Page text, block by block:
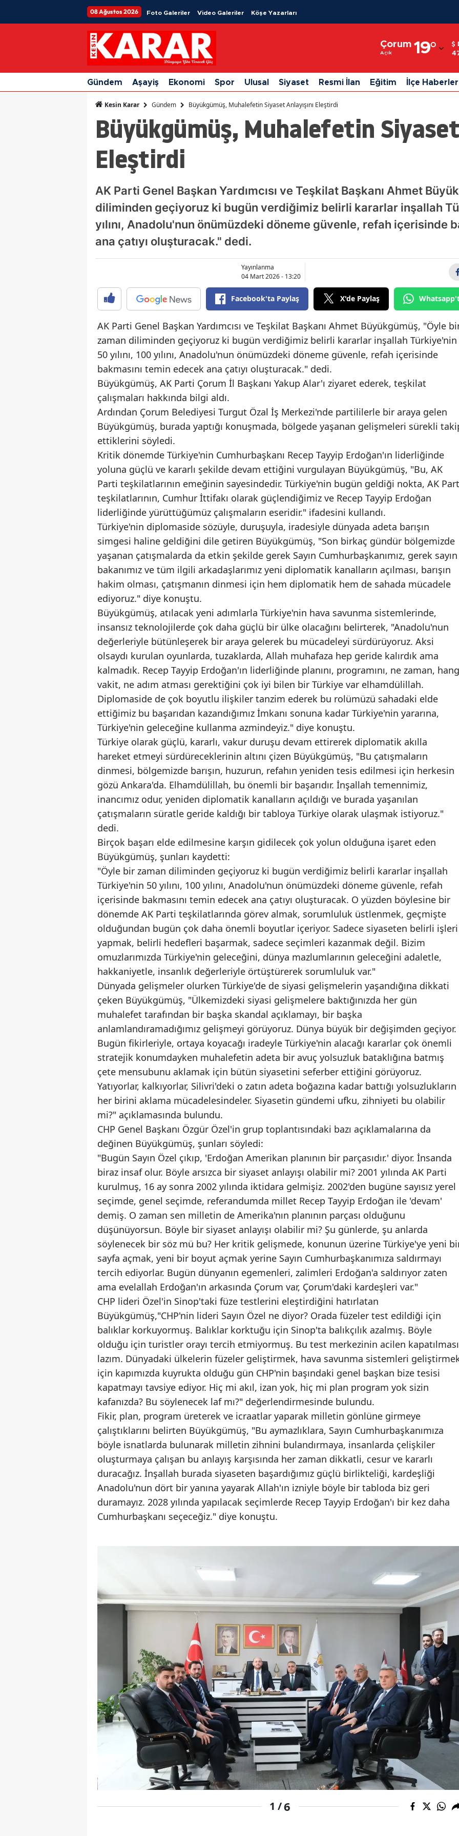
08 Ağustos 2026 Foto Galeriler Video Galeriler Köşe Yazarları
Çorum
Açık 19°
Adıyaman
Afyonkarahisar
Ağrı
Ankara
Balıkesir
Bingöl
Bolu
Burdur
Bursa
Çankırı
Çorum
Denizli
Diyarbakır
Edirne
Elazığ
Erzurum
Eskişehir
Gaziantep
Gümüşhane
Hakkari
Hatay
Isparta
Mersin
İzmir
Kars
Kastamonu
Kayseri
Kırşehir
Kocaeli
Konya
Kütahya
Malatya
Manisa
Mardin
Muş
Nevşehir
Niğde
Ordu
Samsun
Siirt
Sinop
Sivas
Tekirdağ
Tokat
Trabzon
Tunceli
Şanlıurfa
Uşak
Van
Yozgat
Zonguldak
Aksaray
Bayburt
Karaman
Kırıkkale
Ardahan
Iğdır
Karabük
Kilis
Osmaniye
Düzce
Gündem Aşayiş Ekonomi Spor Ulusal Siyaset Resmi İlan Eğitim İlçe
Kesin Karar Gündem Büyükgümüş, Muhalefetin Siyaset Anlayışını Eleştirdi
Büyükgümüş, Muhalefetin Siyaset
Eleştirdi
AK Parti Genel Başkan Yardımcısı ve Teşkilat Başkanı Ahmet
diliminden geçiyoruz ki bugün verdiğimiz belirli kararlar inşallah
yılını, Anadolu'nun önümüzdeki döneme güvenle, refah içerisinde
ana çatıyı oluşturacak." dedi.
Yayınlanma
04 Mart 2026 - 13:20
Facebook'ta Paylaş X'de Paylaş
AK Parti Genel Başkan Yardımcısı ve Teşkilat Başkanı Ahmet Büyükgümüş, "Öyle
zaman diliminden geçiyoruz ki bugün verdiğimiz belirli kararlar inşallah Türkiye'nin
50 yılını, 100 yılını, Anadolu'nun önümüzdeki döneme güvenle, refah içerisinde
bakmasını temin edecek ana çatıyı oluşturacak." dedi.
Büyükgümüş, AK Parti Çorum İl Başkanı Yakup Alar'ı ziyaret ederek, teşkilat
çalışmaları hakkında bilgi aldı.
Ardından Çorum Belediyesi Turgut Özal İş Merkezi'nde partililerle bir araya gelen
Büyükgümüş, burada yaptığı konuşmada, bölgede yaşanan gelişmeleri sürekli
ettiklerini söyledi.
Kritik dönemde Türkiye'nin Cumhurbaşkanı Recep Tayyip Erdoğan'ın liderliğinde
yoluna güçlü ve kararlı şekilde devam ettiğini vurgulayan Büyükgümüş, "Bu, AK
Parti teşkilatlarının emeğinin sayesindedir. Türkiye'nin bugün geldiği nokta, AK
teşkilatlarının, Cumhur İttifakı olarak güçlendiğimiz ve Recep Tayyip Erdoğan
liderliğinde yürüttüğümüz çalışmaların eseridir." ifadesini kullandı.
Türkiye'nin diplomaside sözüyle, duruşuyla, iradesiyle dünyada adeta barışın
simgesi haline geldiğini dile getiren Büyükgümüş, "Son birkaç gündür bölgemizde
yaşanan çatışmalarda da etkin şekilde gerek Sayın Cumhurbaşkanımız, gerek sayın
bakanımız ve tüm ilgili arkadaşlarımız yeni diplomatik kanalların açılması, barışın
hakim olması, çatışmanın dinmesi için hem diplomatik hem de sahada mücadele
ediyoruz." diye konuştu.
Büyükgümüş, atılacak yeni adımlarla Türkiye'nin hava savunma sistemlerinde,
insansız teknolojilerde çok daha güçlü bir ülke olacağını belirterek, "Anadolu'nun
değerleriyle bütünleşerek bir araya gelerek bu mücadeleyi sürdürüyoruz. Aksi
olsaydı kurulan oyunlarda, tuzaklarda, Allah muhafaza hep geride kalırdık ama
kalmadık. Recep Tayyip Erdoğan'ın liderliğinde planını, programını, ne zaman,
vakit, ne adım atması gerektiğini çok iyi bilen bir Türkiye var elhamdülillah.
Diplomaside de çok boyutlu ilişkiler tanzim ederek bu rolümüzü sahadaki elde
ettiğimiz bu başarıdan kazandığımız İmkanı sonuna kadar Türkiye'nin yararına,
Türkiye'nin geleceğine kullanma azmindeyiz." diye konuştu.
Türkiye olarak güçlü, kararlı, vakur duruşu devam ettirerek diplomatik akılla
hareket etmeyi sürdüreceklerinin altını çizen Büyükgümüş, "Bu çatışmaların
dinmesi, bölgemizde barışın, huzurun, refahın yeniden tesis edilmesi için herkesin
gözü Ankara'da. Elhamdülillah, bu önemli bir başarıdır. İnşallah temennimiz,
inancımız odur, yeniden diplomatik kanalların açıldığı ve burada yaşanılan
çatışmaların süratle geride kaldığı bir tabloya Türkiye olarak ulaşmak istiyoruz."
dedi.
Birçok başarı elde edilmesine karşın gidilecek çok yolun olduğuna işaret eden
Büyükgümüş, şunları kaydetti:
"Öyle bir zaman diliminden geçiyoruz ki bugün verdiğimiz belirli kararlar inşallah
Türkiye'nin 50 yılını, 100 yılını, Anadolu'nun önümüzdeki döneme güvenle, refah
içerisinde bakmasını temin edecek ana çatıyı oluşturacak. O yüzden böylesine bir
dönemde AK Parti teşkilatlarında görev almak, sorumluluk üstlenmek, geçmişte
olduğundan bugün çok daha önemli boyutlar içeriyor. Sadece siyaseten belirli işleri
yapmak, belirli hedefleri başarmak, sadece seçimleri kazanmak değil. Bizim
omuzlarımızda Türkiye'nin geleceğini, dünya mazlumlarının geleceğini adaletle,
hakkaniyetle, insanlık değerleriyle örtüştürerek sorumluluk var."
Dünyada gelişmeler olurken Türkiye'de de siyasi gelişmelerin yaşandığına dikkati
çeken Büyükgümüş, "Ülkemizdeki siyasi gelişmelere baktığınızda her gün
muhalefet tarafından bir başka skandal açıklamayı, bir başka
anlamlandıramadığımız gelişmeyi görüyoruz. Dünya büyük bir değişimden geçiyor.
Bugün fikirleriyle, ortaya koyacağı iradeyle Türkiye'nin alacağı kararlar çok önemli
stratejik konumdayken muhalefetin adeta bir avuç yolsuzluk bataklığına batmış
çete mensubunu aklamak için bütün siyasetini seferber ettiğini görüyoruz.
Yatıyorlar, kalkıyorlar, Silivri'deki o zatın adeta boğazına kadar battığı yolsuzlukların
her birini aklama mücadelesindeler. Siyasetin gündemi ufku, zihniyeti bu olabilir
mi?" açıklamasında bulundu.
CHP Genel Başkanı Özgür Özel'in grup toplantısındaki bazı açıklamalarına da
değinen Büyükgümüş, şunları söyledi:
"Bugün Sayın Özel çıkıp, 'Erdoğan Amerikan planının bir parçasıdır.' diyor. İnsanda
biraz insaf olur. Böyle arsızca bir siyaset anlayışı olabilir mi? 2001 yılında AK Parti
kurulmuş, 16 ay sonra 2002 yılında iktidara gelmişiz. 2002'den bugüne sayısız yerel
seçimde, genel seçimde, referandumda millet Recep Tayyip Erdoğan ile 'devam'
demiş. O zaman sen milletin de Amerika'nın planının parçası olduğunu
düşünüyorsun. Böyle bir siyaset anlayışı olabilir mi? Şu günlerde, şu anlarda
söylenecek bir söz mü bu? Her kritik gelişmede, konunun üzerine Türkiye'ye yeni
sayfa açmak, yeni bir boyut açmak yerine Sayın Cumhurbaşkanımıza saldırmayı
tercih ediyorlar. Bugün dünyanın egemenleri, zalimleri Erdoğan'a saldırıyor zaten
ama evelallah Erdoğan'ın arkasında Çorum var, Çorum'daki kardeşleri var."
CHP lideri Özel'in Sinop'taki füze testlerini eleştirdiğini hatırlatan
Büyükgümüş,"CHP'nin lideri Sayın Özel ne diyor? Orada füzeler test edildiği için
balıklar korkuyormuş. Balıklar korktuğu için Sinop'ta balıkçılık azalmış. Böyle
olduğu için turistler orayı tercih etmiyormuş. Bu test merkezinin acilen kapatılması
lazım. Dünyadaki ülkelerin füzeler geliştirmek, hava savunma sistemleri
için kapımızda kuyrukta olduğu gün CHP'nin başındaki genel başkan bize tesisi
kapatmayı tavsiye ediyor. Hiç mi akıl, izan yok, hiç mi plan program yok sizin
kafanızda? Bu söylenecek laf mı?" değerlendirmesinde bulundu.
Fikir, plan, program üreterek ve icraatlar yaparak milletin gönlüne girmeye
çalıştıklarını belirten Büyükgümüş, "Bu aymazlıklara, Sayın Cumhurbaşkanımıza
böyle isnatlarda bulunarak milletin zihnini bulandırmaya, insanlarda çelişkiler
oluşturmaya çalışan bu anlayış karşısında her zaman dikkatli, cesur ve kararlı
duracağız. İnşallah burada siyaseten başardığımız güçlü birlikteliği, kardeşliği
Anadolu'nun dört bir yanına yayarak Allah'ın izniyle böyle bir tabloda biz geri
duramayız. 2028 yılında yapılacak seçimlerde Recep Tayyip Erdoğan'ı bir kez daha
Cumhurbaşkanı seçeceğiz." diye konuştu.
1 /6